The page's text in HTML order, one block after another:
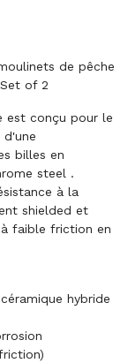
de pêche
of 2
est conçu pour le
billes en
steel .
à la
shielded et
faible friction en
hybride